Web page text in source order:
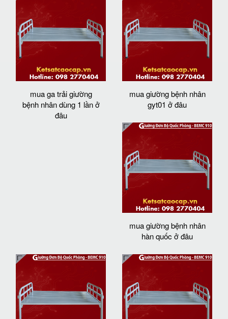
mua ga trải giường
bệnh nhân dùng 1 lần ở
đâu
mua giường bệnh nhân
gyt01 ở đâu
mua giường bệnh nhân
hàn quốc ở đâu